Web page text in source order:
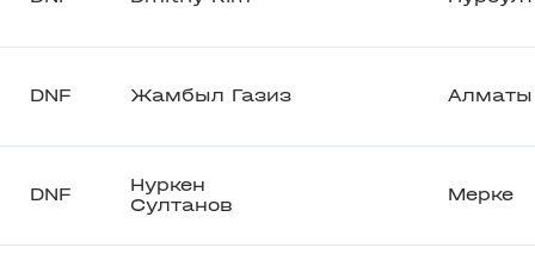
DNF Жамбыл Газиз Алматы
DNF
Нуркен
Султанов
Мерке